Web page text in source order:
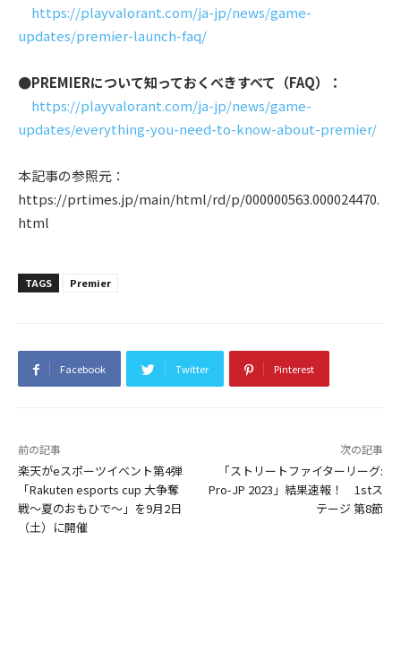
https://playvalorant.com/ja-jp/news/game-
updates/premier-launch-faq/
●PREMIERについて知っておくべきすべて（FAQ）：
https://playvalorant.com/ja-jp/news/game-
updates/everything-you-need-to-know-about-premier/
本記事の参照元：
https://prtimes.jp/main/html/rd/p/000000563.000024470.
html
TAGS Premier
Facebook Twitter Pinterest
前の記事
楽天がeスポーツイベント第4弾
「Rakuten esports cup ⼤争奪
戦〜夏のおもひで〜」を9⽉2⽇
（⼟）に開催
次の記事
「ストリートファイターリーグ:
Pro-JP 2023」結果速報！ 1stス
テージ 第8節